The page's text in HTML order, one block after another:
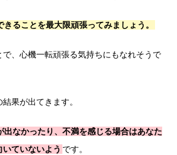
ることを最大限頑張ってみましょう。
、心機一転頑張る気持ちにもなれそうで
果が出てきます。
出なかったり、不満を感じる場合はあなた
ていないよう です。